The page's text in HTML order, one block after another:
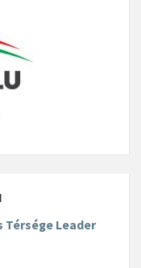
Térsége Leader